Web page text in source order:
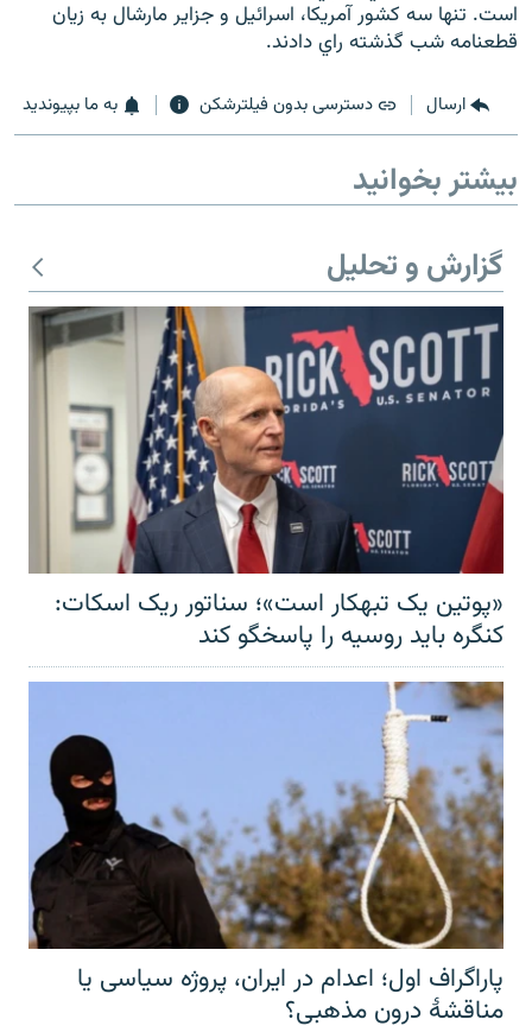
به ما بپیوندید
زبان‌های دیگر
است. تنها سه کشور آمريکا، اسرائيل و جزاير مارشال به زيان
قطعنامه شب گذشته راي دادند.
ارسال دسترسی بدون فیلترشکن به ما بپیوندید
بیشتر بخوانید
گزارش و تحلیل
«پوتین یک تبهکار است»؛ سناتور ریک اسکات:
کنگره باید روسیه را پاسخگو کند
پاراگراف اول؛ اعدام در ایران، پروژه سیاسی یا
مناقشهٔ درون مذهبی؟